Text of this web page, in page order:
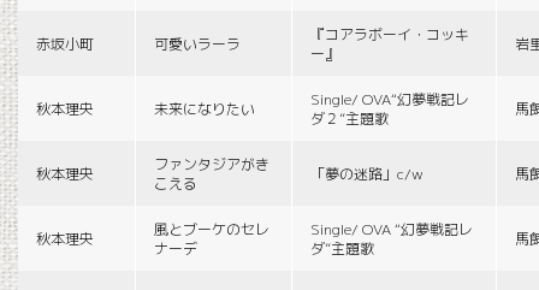
赤坂小町 可愛いラーラ
『コアラボーイ・コッキ
ー』
岩
秋本理央 未来になりたい
Single/ OVA“幻夢戦記レ
ダ２”主題歌
馬
秋本理央
ファンタジアがき
こえる
「夢の迷路」c/w 馬
秋本理央
風とブーケのセレ
ナーデ
Single/ OVA “幻夢戦記レ
ダ”主題歌
馬